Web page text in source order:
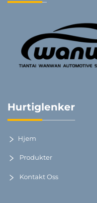
Hurtiglenker
Hjem
Produkter
Kontakt Oss